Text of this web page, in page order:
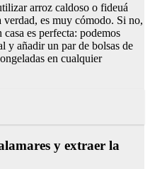
arroz caldoso o fideuá
verdad, es muy cómodo. Si no,
es perfecta: podemos
y añadir un par de bolsas de
en cualquier
y extraer la